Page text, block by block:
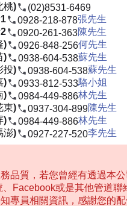
桃)
(02)8531-6469
0928-218-878張先生
0920-261-363陳先生
)
0926-848-256何先生
)
0938-604-538蘇先生
投)
0938-604-538蘇先生
)
0933-812-533駱小姐
)
0984-449-886林先生
東)
0937-304-899陳先生
)
0984-449-886林先生
澎)
0927-227-520李先生
品質，若您曾經有透過本公
、Facebook或是其他管道聯
專員相關資訊，感謝您的配